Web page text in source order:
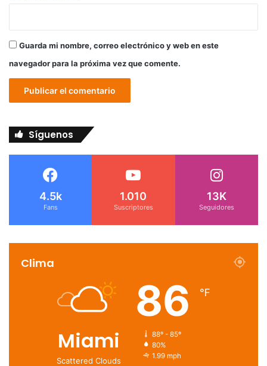
Guarda mi nombre, correo electrónico y web en este
navegador para la próxima vez que comente.
Síguenos
4.5k
Fans
1.010
Suscriptores
13K
Seguidores
Clima
Miami
Scattered Clouds
86 ℉
88º - 85º
80%
1.99 mph